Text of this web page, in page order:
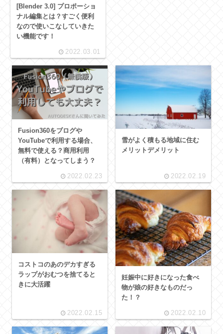
[Blender 3.0] プロポーショ
ナル編集とは？すごく便利
なので使いこなしていきた
い機能です！
2022.03.01
Fusion360をブログや
YouTubeで利用する場合、
無料で使える？商用利用
（有料）となってしまう？
2022.02.23
雪がよく積もる地域に住む
メリットデメリット
2022.02.19
コストコのあのデカすぎる
ラップがおむつを捨てると
きに大活躍
2022.02.15
妊娠中に好きになった食べ
物が娘の好きなものだっ
た！？
2022.02.10